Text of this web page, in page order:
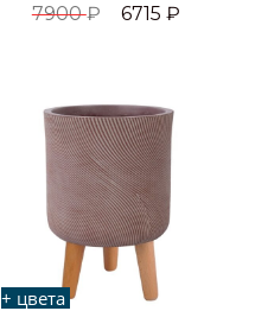
7900₽ 6715 ₽
+ цвета